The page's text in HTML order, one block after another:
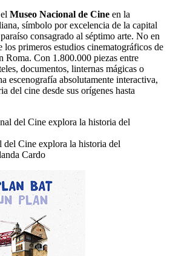
Museo Nacional de Cine en la
símbolo por excelencia de la capital
consagrado al séptimo arte. No en
los primeros estudios cinematográficos de
Roma. Con 1.800.000 piezas entre
documentos, linternas mágicas o
escenografía absolutamente interactiva,
del cine desde sus orígenes hasta
Cine explora la historia del
Cardo